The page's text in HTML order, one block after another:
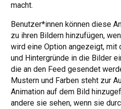
macht.
Benutzer*innen können diese
zu ihren Bildern hinzufügen,
wird eine Option angezeigt, mit
und Hintergründe in die Bilder
die an den Feed gesendet
Mustern und Farben steht zur
Animation auf dem Bild
andere sie sehen, wenn sie